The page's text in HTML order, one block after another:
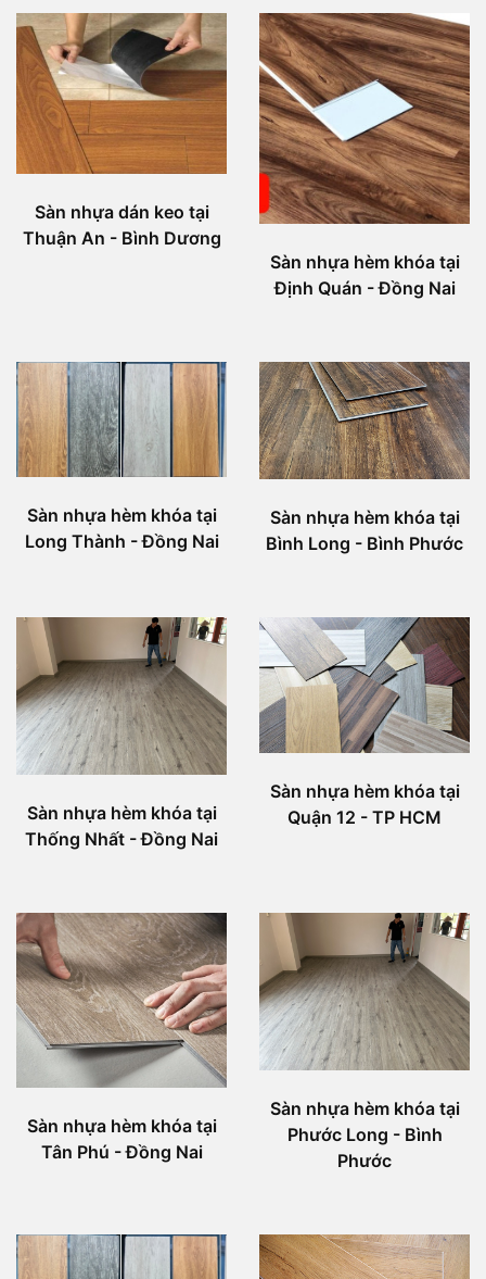
Sàn nhựa dán keo tại
Thuận An - Bình Dương
Sàn nhựa hèm khóa tại
Định Quán - Đồng Nai
Sàn nhựa hèm khóa tại
Long Thành - Đồng Nai
Sàn nhựa hèm khóa tại
Bình Long - Bình Phước
Sàn nhựa hèm khóa tại
Thống Nhất - Đồng Nai
Sàn nhựa hèm khóa tại
Quận 12 - TP HCM
Sàn nhựa hèm khóa tại
Tân Phú - Đồng Nai
Sàn nhựa hèm khóa tại
Phước Long - Bình
Phước